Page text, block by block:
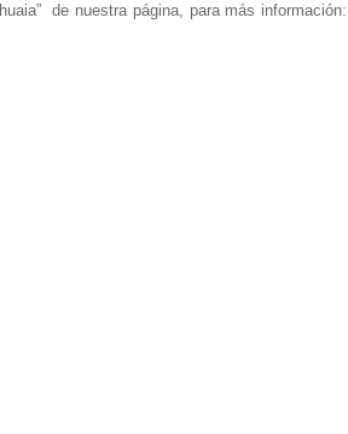
de nuestra página, para más información: